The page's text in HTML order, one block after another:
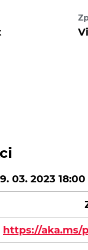
03. 2023
https://aka.ms/